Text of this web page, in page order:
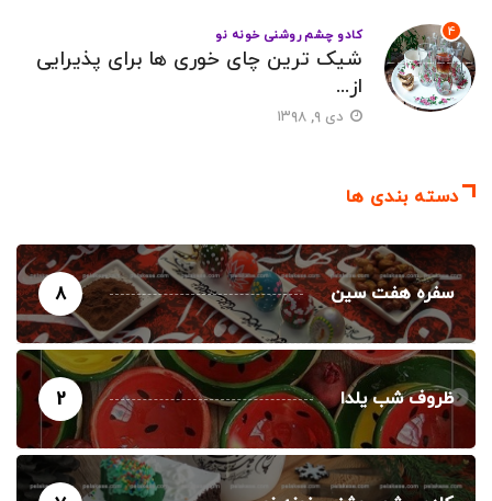
4 کادو چشم روشنی خونه نو
شیک ترین چای خوری ها برای پذیرایی
از...
دی ۹, ۱۳۹۸
دسته بندی ها
سفره هفت سین 8
ظروف شب یلدا 2